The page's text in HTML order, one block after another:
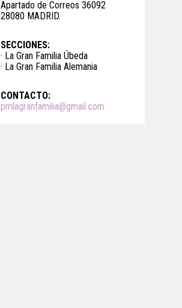
Apartado de Correos 36092
28080 MADRID.
SECCIONES:
· La Gran Familia Úbeda
· La Gran Familia Alemania
CONTACTO:
pmlagranfamilia@gmail.com